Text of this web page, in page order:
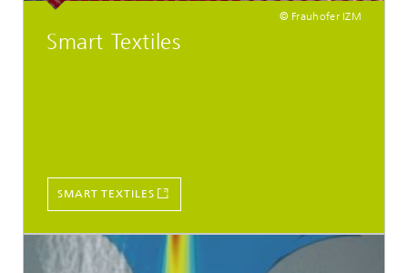
© Frauhofer IZM
Smart Textiles
SMART TEXTILES